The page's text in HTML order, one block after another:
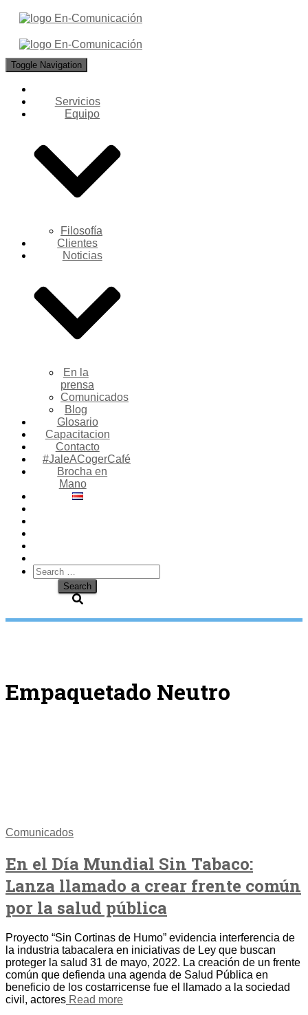
Toggle Navigation
Servicios
Equipo
Filosofía
Clientes
Noticias
En la
prensa
Comunicados
Blog
Glosario
Capacitacion
Contacto
#JaleACogerCafé
Brocha en
Mano
Search
for:
Empaquetado Neutro
Comunicados
En el Día Mundial Sin Tabaco:
Lanza llamado a crear frente común
por la salud pública
Proyecto “Sin Cortinas de Humo” evidencia interferencia de
la industria tabacalera en iniciativas de Ley que buscan
proteger la salud 31 de mayo, 2022. La creación de un frente
común que defienda una agenda de Salud Pública en
beneficio de los costarricense fue el llamado a la sociedad
civil, actores Read more